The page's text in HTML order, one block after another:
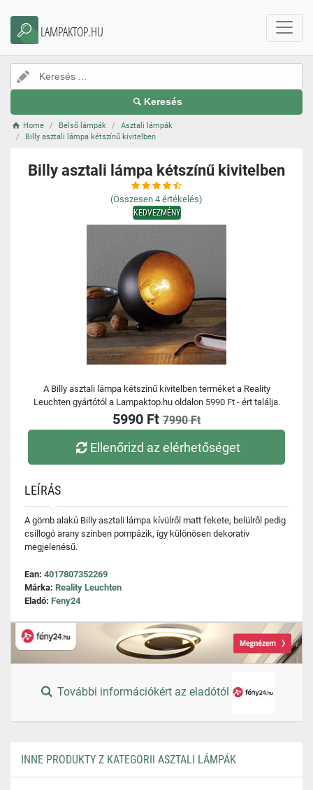
LAMPAKTOP.HU
Keresés
Home Belső lámpák
Asztali lámpák
Billy asztali lámpa kétszínű kivitelben
Billy asztali lámpa kétszínű kivitelben
(Összesen 4 értékelés)
KEDVEZMÉNY
A Billy asztali lámpa kétszínű kivitelben terméket a Reality
Leuchten gyártótól a Lampaktop.hu oldalon 5990 Ft - ért találja.
5990 Ft 7990 Ft
Ellenőrizd az elérhetőséget
LEÍRÁS
A gömb alakú Billy asztali lámpa kívülről matt fekete, belülről pedig
csillogó arany színben pompázik, így különösen dekoratív
megjelenésű.
Ean: 4017807352269
Márka: Reality Leuchten
Eladó: Feny24
További információkért az eladótól
INNE PRODUKTY Z KATEGORII ASZTALI LÁMPÁK